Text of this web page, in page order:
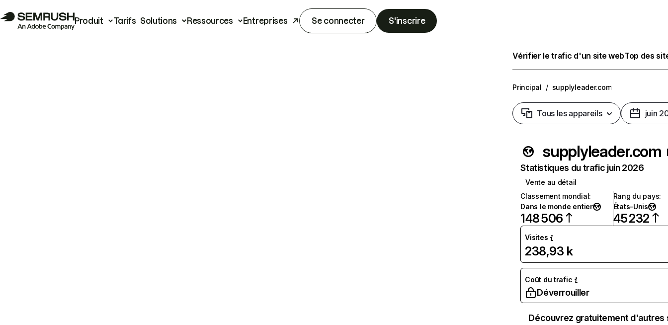
Produit Tarifs Solutions Ressources Entreprises Se connecter S'inscrire
Vérifier le trafic d'un site webTop des
Principal / supplyleader.com
Tous les appareils juin
supplyleader.com
Statistiques du trafic juin 2026
Vente au détail
Classement mondial:
Dans le monde entier
148 506
Rang du pays:
États-Unis
45 232
Visites
238,93 k
Coût du trafic
Déverrouiller
Découvrez gratuitement